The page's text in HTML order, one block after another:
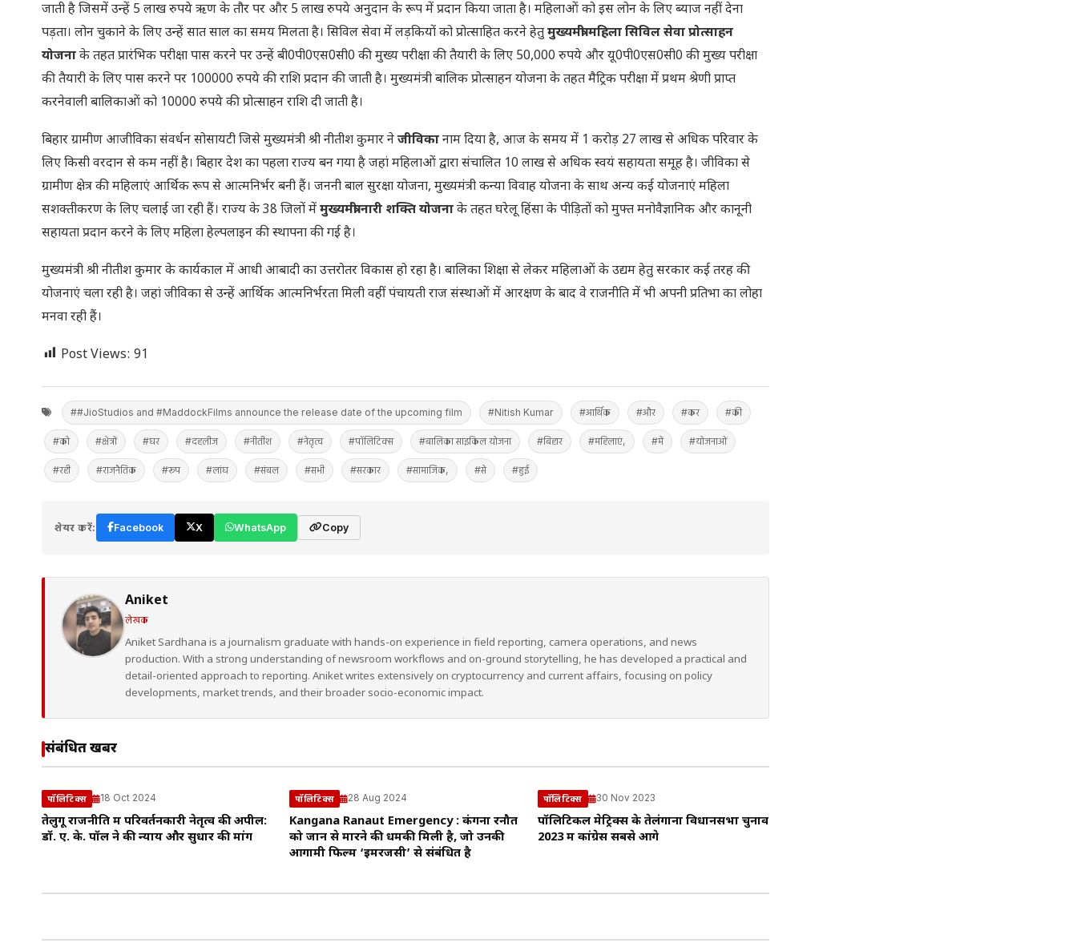
जाती है जिसमें उन्हें 5 लाख रुपये ऋण के तौर पर और 5 लाख रुपये अनुदान के रूप में प्रदान किया जाता है। महिलाओं को इस लोन के लिए ब्याज नहीं देना
पड़ता। लोन चुकाने के लिए उन्हें सात साल का समय मिलता है। सिविल सेवा में लड़कियों को प्रोत्साहित करने हेतुमुख्यमंत्री महिलासिविल सेवा प्रोत्साहन
योजनाके तहत प्रारंभिक परीक्षा पास करने पर उन्हें बी0पी0एस0सी0 की मुख्य परीक्षा की तैयारी के लिए 50,000 रुपये और यू0पी0एस0सी0 की मुख्य परीक्षा
की तैयारी के लिए पास करने पर 100000 रुपये की राशि प्रदान की जाती है। मुख्यमंत्री बालिक प्रोत्साहन योजना के तहत मैट्रिक परीक्षा में प्रथम श्रेणी प्राप्त
करनेवाली बालिकाओं को 10000 रुपये की प्रोत्साहन राशि दी जाती है।
बिहार ग्रामीण आजीविका संवर्धन सोसायटी जिसे मुख्यमंत्री श्री नीतीश कुमार नेजीविकानाम दिया है, आज के समय में 1 करोड़ 27 लाख से अधिक परिवार के
लिए किसी वरदान से कम नहीं है। बिहार देश का पहला राज्य बन गया है जहां महिलाओं द्वारा संचालित 10 लाख से अधिक स्वयं सहायता समूह है। जीविका से
ग्रामीण क्षेत्र की महिलाएं आर्थिक रूप से आत्मनिर्भर बनी हैं। जननी बाल सुरक्षा योजना, मुख्यमंत्री कन्या विवाह योजना के साथ अन्य कई योजनाएं महिला
सशक्तीकरण के लिए चलाई जा रही हैं। राज्य के 38 जिलों मेंमुख्यमंत्री नारी शक्ति योजनाके तहत घरेलू हिंसा के पीड़ितों को मुफ्त मनोवैज्ञानिक और कानूनी
सहायता प्रदान करने के लिए महिला हेल्पलाइन की स्थापना की गई है।
मुख्यमंत्री श्री नीतीश कुमार के कार्यकाल में आधी आबादी का उत्तरोतर विकास हो रहा है। बालिका शिक्षा से लेकर महिलाओं के उद्यम हेतु सरकार कई तरह की
योजनाएं चला रही है। जहां जीविका से उन्हें आर्थिक आत्मनिर्भरता मिली वहीं पंचायती राज संस्थाओं में आरक्षण के बाद वे राजनीति में भी अपनी प्रतिभा का लोहा
मनवा रही हैं।
Post Views: 91
##JioStudios and #MaddockFilms announce the release date of the upcoming film #Nitish Kumar #आर्थिक #और #कर #की
#को #क्षेत्रों #घर #दहलीज #नीतीश #नेतृत्व #पॉलिटिक्स #बालिका साइकिल योजना #बिहार #महिलाएं, #में #योजनाओं
#रही #राजनैतिक #रूप #लांघ #संबल #सभी #सरकार #सामाजिक, #से #हुई
शेयर करें: Facebook X WhatsApp Copy
Aniket
लेखक
Aniket Sardhana is a journalism graduate with hands-on experience in field reporting, camera operations, and news
production. With a strong understanding of newsroom workflows and on-ground storytelling, he has developed a practical and
detail-oriented approach to reporting. Aniket writes extensively on cryptocurrency and current affairs, focusing on policy
developments, market trends, and their broader socio-economic impact.
संबंधित खबरें
पॉलिटिक्स 18 Oct 2024
तेलुगू राजनीति में परिवर्तनकारी नेतृत्व की अपील:
डॉ. ए. के. पॉल ने की न्याय और सुधार की मांग
पॉलिटिक्स 28 Aug 2024
Kangana Ranaut Emergency : कंगना रनौत
को जान से मारने की धमकी मिली है, जो उनकी
आगामी फिल्म ‘इमरजेंसी’ से संबंधित है
पॉलिटिक्स 30 Nov 2023
पॉलिटिकल मेट्रिक्स के तेलंगाना विधानसभा चुनाव
2023 में कांग्रेस सबसे आगे